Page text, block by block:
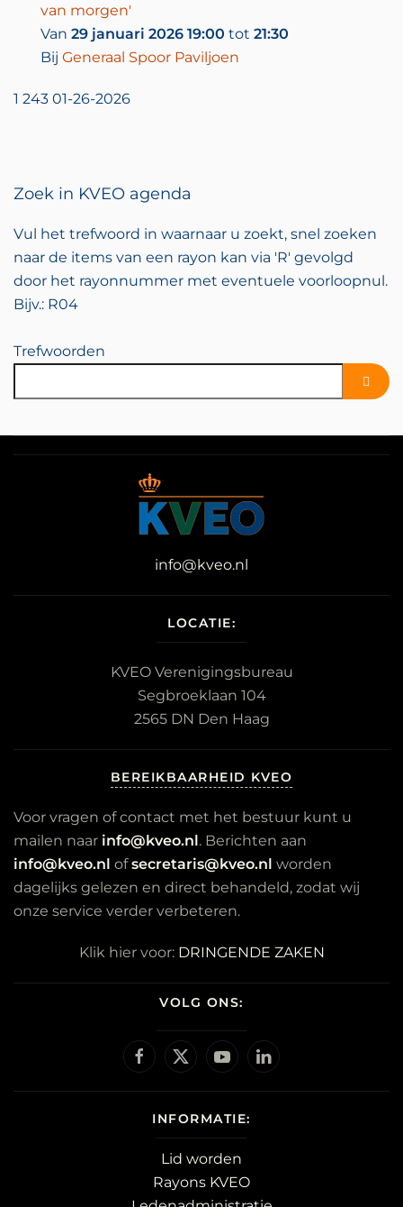
van morgen'
Van 29 januari 2026 19:00 tot 21:30
Bij Generaal Spoor Paviljoen
1 243 01-26-2026
Zoek in KVEO agenda
Vul het trefwoord in waarnaar u zoekt, snel zoeken
naar de items van een rayon kan via 'R' gevolgd
door het rayonnummer met eventuele voorloopnul.
Bijv.: R04
Trefwoorden
info@kveo.nl
LOCATIE:
KVEO Verenigingsbureau
Segbroeklaan 104
2565 DN Den Haag
BEREIKBAARHEID KVEO
Voor vragen of contact met het bestuur kunt u
mailen naar info@kveo.nl. Berichten aan
info@kveo.nl ofsecretaris@kveo.nl worden
dagelijks gelezen en direct behandeld, zodat wij
onze service verder verbeteren.
Klik hier voor: DRINGENDE ZAKEN
VOLG ONS:
INFORMATIE:
Lid worden
Rayons KVEO